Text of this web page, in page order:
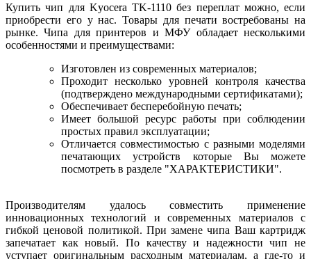
Купить чип для Kyocera TK-1110 без переплат можно, если
приобрести его у нас. Товары для печати востребованы на
рынке. Чипа для принтеров и МФУ обладает несколькими
особенностями и преимуществами:
Изготовлен из современных материалов;
Проходит несколько уровней контроля качества
(подтверждено международными сертификатами);
Обеспечивает бесперебойную печать;
Имеет большой ресурс работы при соблюдении
простых правил эксплуатации;
Отличается совместимостью с разными моделями
печатающих устройств которые Вы можете
посмотреть в разделе "ХАРАКТЕРИСТИКИ".
Производителям удалось совместить применение
инновационных технологий и современных материалов с
гибкой ценовой политикой. При замене чипа Ваш картридж
запечатает как новый. По качеству и надежности чип не
уступает оригинальным расходным материалам, а где-то и